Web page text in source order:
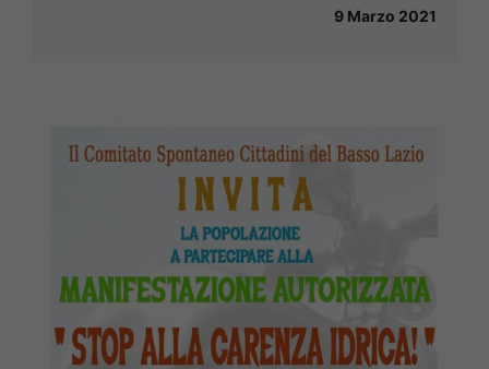
9 Marzo 2021